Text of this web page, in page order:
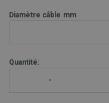
Diamètre câble mm
Quantité: